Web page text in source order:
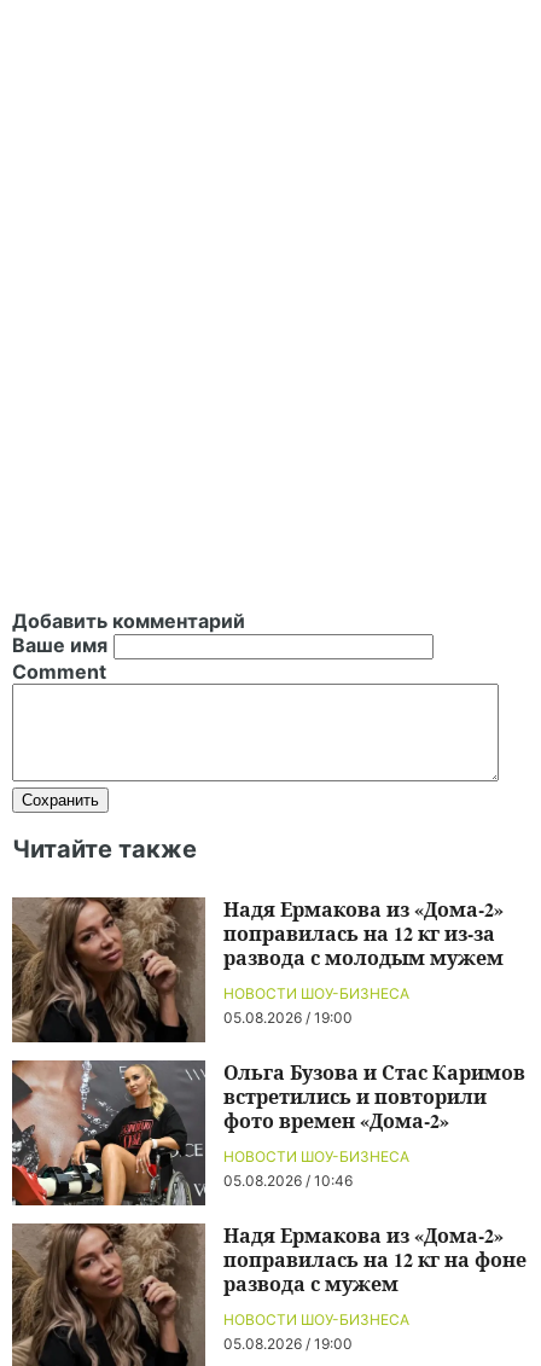
Добавить комментарий
Ваше имя
Comment
Читайте также
НОВОСТИ ШОУ-БИЗНЕСА
05.08.2026 / 19:00
Надя Ермакова из «Дома-2»
поправилась на 12 кг из-за
развода с молодым мужем
НОВОСТИ ШОУ-БИЗНЕСА
05.08.2026 / 10:46
Ольга Бузова и Стас Каримов
встретились и повторили
фото времен «Дома-2»
НОВОСТИ ШОУ-БИЗНЕСА
05.08.2026 / 19:00
Надя Ермакова из «Дома-2»
поправилась на 12 кг на фоне
развода с мужем